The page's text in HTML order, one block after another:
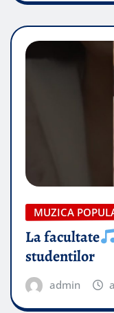
MUZICA
La facultate
studentilor
admin